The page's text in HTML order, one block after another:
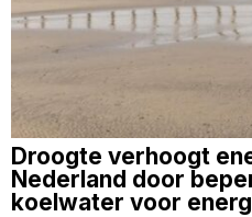
Droogte verhoogt
Nederland door
koelwater voor